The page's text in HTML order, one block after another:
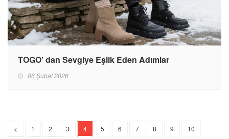
TOGO’ dan Sevgiye Eşlik Eden Adımlar
06 Şubat 2026
< 1 2 3 4 5 6 7 8 9
10